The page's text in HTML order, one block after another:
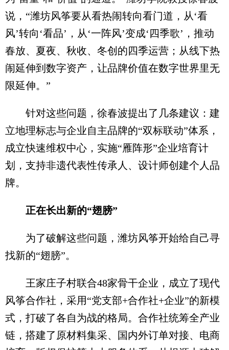
说，“潍坊风筝要从看热闹转向看门道，从‘看
风’转向‘看品’，从‘一阵风’变成‘四季歌’，推动
春放、夏夜、秋收、冬创的四季运营；从线下热
闹延伸到数字资产，让品牌价值在数字世界里无
限延伸。”
针对这些问题，徐春波提出了几条建议：建
立地理标志与企业自主品牌的“双标联动”体系，
成立快速维权中心，实施“雁阵形”企业培育计
划，支持非遗代表性传承人、设计师创建个人品
牌。
正在长出新的“翅膀”
为了破解这些问题，潍坊风筝开始给自己寻
找新的“翅膀”。
王家庄子村联合48家骨干企业，成立了现代
风筝合作社，采用“党支部+合作社+企业”的新模
式，打破了各自为战的格局。合作社统筹全产业
链，搭建了原材料集采、国内外订单对接、电商